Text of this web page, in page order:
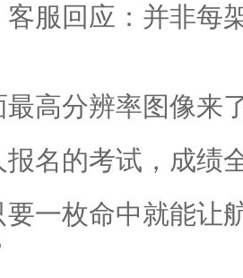
客服回应：并非每
最高分辨率图像来
报名的考试，成绩
一枚命中就能让